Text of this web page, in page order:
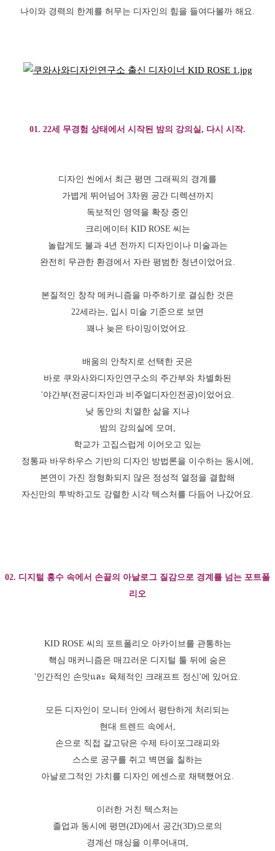
나이와 경력의 한계를 허무는 디자인의 힘을 들여다볼까 해요.
01. 22세 무경험 상태에서 시작된 밤의 강의실, 다시 시작.
디자인 씬에서 최근 평면 그래픽의 경계를
가볍게 뛰어넘어 3차원 공간 디렉션까지
독보적인 영역을 확장 중인
크리에이터 KID ROSE 씨는
놀랍게도 불과 4년 전까지 디자인이나 미술과는
완전히 무관한 환경에서 자란 평범한 청년이었어요.
본질적인 창작 메커니즘을 마주하기로 결심한 것은
22세라는, 입시 미술 기준으로 보면
꽤나 늦은 타이밍이었어요.
배움의 안착지로 선택한 곳은
바로 쿠와사와디자인연구소의 주간부와 차별화된
'야간부(전공디자인과 비주얼디자인전공)이었어요.
낮 동안의 치열한 삶을 지나
밤의 강의실에 모여,
학교가 고집스럽게 이어오고 있는
정통파 바우하우스 기반의 디자인 방법론을 이수하는 동시에,
본연이 가진 정형화되지 않은 정성적 열정을 결합해
자신만의 투박하고도 강렬한 시각 텍스처를 다듬어 나갔어요.
02. 디지털 홍수 속에서 손끝의 아날로그 질감으로 경계를 넘는 포트폴
리오
KID ROSE 씨의 포트폴리오 아카이브를 관통하는
핵심 매커니즘은 매끄러운 디지털 툴 뒤에 숨은
'인간적인 손맛และ 육체적인 크래프트 정신'에 있어요.
모든 디자인이 모니터 안에서 평탄하게 처리되는
현대 트렌드 속에서,
손으로 직접 갈고닦은 수제 타이포그래피와
스스로 공구를 쥐고 벽면을 칠하는
아날로그적인 가치를 디자인 에센스로 채택했어요.
이러한 거친 텍스처는
졸업과 동시에 평면(2D)에서 공간(3D)으로의
경계선 매싱을 이루어내며,